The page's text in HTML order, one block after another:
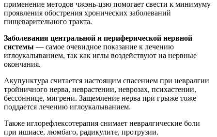
применение методов чжэнь-цзю помогает свести к минимуму
проявления обострения хронических заболеваний
пищеварительного тракта.
Заболевания центральной и периферической нервной
системы — самое очевидное показание к лечению
иглоукалыванием, так как иглы воздействуют на нервные
окончания.
Акупунктура считается настоящим спасением при невралгии
тройничного нерва, неврастении, неврозах, психастении,
бессоннице, мигрени. Защемление нерва при грыже тоже
поддается лечению иглоукалыванием.
Также иглорефлексотерапия снимает невралгические боли
при ишиасе, люмбаго, радикулите, протрузии.